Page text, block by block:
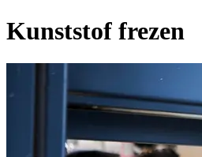
Kunststof frezen